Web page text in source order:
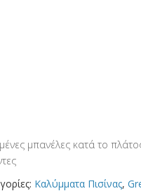
μπανέλες κατά το
Καλύμματα Πισίνας,